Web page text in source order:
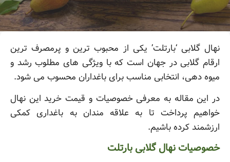
نهال گلابی ‘بارتلت’ یکی از محبوب ترین و پرمصرف ترین
ارقام گلابی در جهان است که با ویژگی های مطلوب رشد و
میوه دهی، انتخابی مناسب برای باغداران محسوب می شود.
در این مقاله به معرفی خصوصیات و قیمت خرید این نهال
خواهیم پرداخت تا به علاقه مندان به باغداری کمکی
ارزشمند کرده باشیم.
خصوصیات نهال گلابی بارتلت